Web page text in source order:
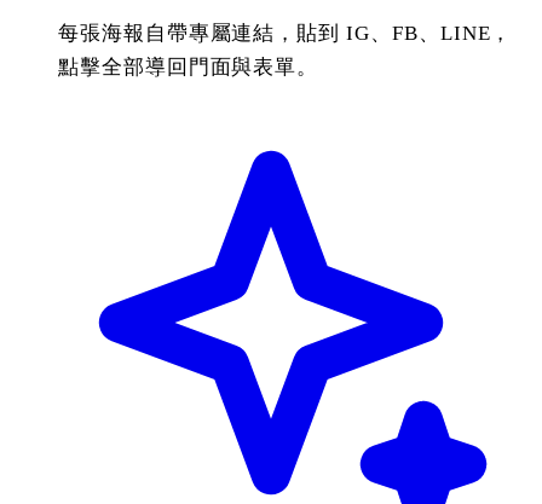
每張海報自帶專屬連結，貼到 IG、FB、LINE，
點擊全部導回門面與表單。